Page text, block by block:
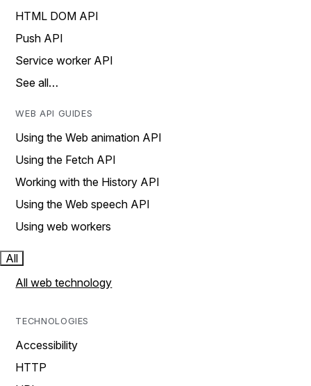
HTML DOM API
Push API
Service worker API
See all…
WEB API GUIDES
Using the Web animation API
Using the Fetch API
Working with the History API
Using the Web speech API
Using web workers
All
All web technology
TECHNOLOGIES
Accessibility
HTTP